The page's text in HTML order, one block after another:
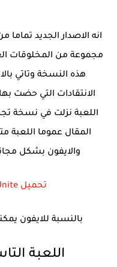
انه الاصدار الجديد
مجموعة من المخلوقات
هذه النسخة وتاتي
الانتقادات التي حضت
اللعبة نزلت في نسخة
المقال عموما اللعبة
والايفون بشكل
تحميل
بالنسبة للايفون
اللعبة